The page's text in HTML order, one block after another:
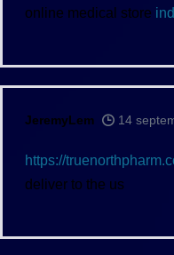
online medical store
JeremyLem 14
https://
deliver to the us